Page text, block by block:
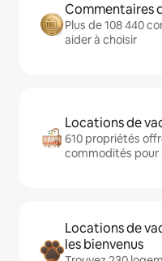
Commentaires
Plus de 108 440
aider à choisir
Locations de
610 propriétés
commodités pour
Locations de
les bienvenus